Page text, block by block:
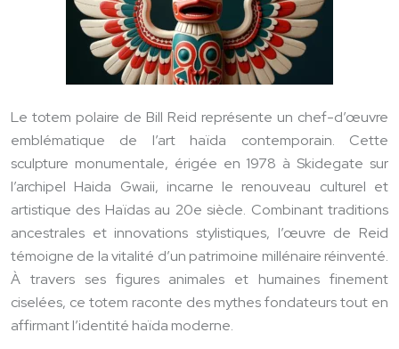
Le totem polaire de Bill Reid représente un chef-d’œuvre
emblématique de l’art haïda contemporain. Cette
sculpture monumentale, érigée en 1978 à Skidegate sur
l’archipel Haida Gwaii, incarne le renouveau culturel et
artistique des Haïdas au 20e siècle. Combinant traditions
ancestrales et innovations stylistiques, l’œuvre de Reid
témoigne de la vitalité d’un patrimoine millénaire réinventé.
À travers ses figures animales et humaines finement
ciselées, ce totem raconte des mythes fondateurs tout en
affirmant l’identité haïda moderne.